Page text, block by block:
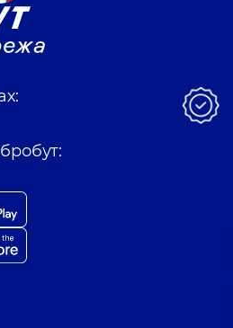
Мендель Микола Андрійович
Хірург; Хірург проктолог,
Пенкальський Олег
Хірург; Хірург проктолог; Хірург
Половець Михайло Васильович
Хірург; Хірург проктолог, 30 років